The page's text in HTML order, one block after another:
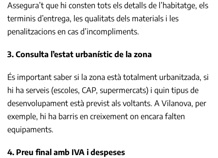
Assegura’t que hi consten tots els detalls de l’habitatge, els
terminis d’entrega, les qualitats dels materials i les
penalitzacions en cas d’incompliments.
3. Consulta l’estat urbanístic de la zona
És important saber si la zona està totalment urbanitzada, si
hi ha serveis (escoles, CAP, supermercats) i quin tipus de
desenvolupament està previst als voltants. A Vilanova, per
exemple, hi ha barris en creixement on encara falten
equipaments.
4. Preu final amb IVA i despeses